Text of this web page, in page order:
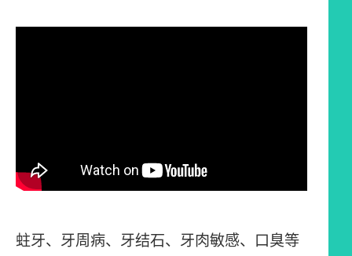
蛀牙、牙周病、牙结石、牙肉敏感、口臭等